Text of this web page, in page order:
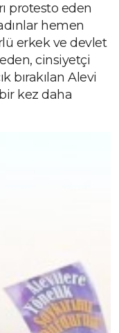
protesto eden
hemen
erkek ve devlet
cinsiyetçi
bırakılan Alevi
bir kez daha